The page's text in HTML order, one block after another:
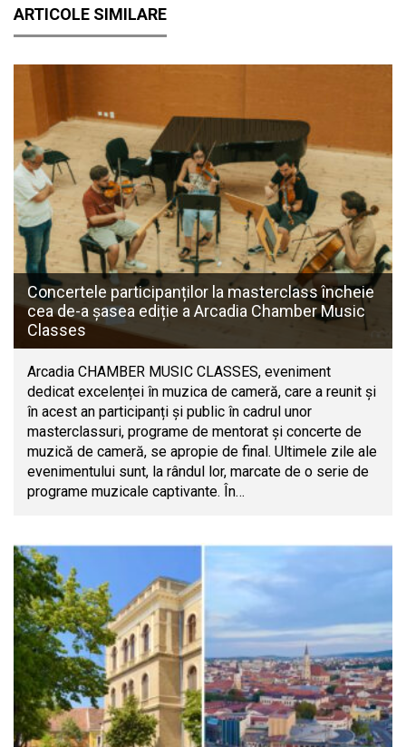
ARTICOLE SIMILARE
Concertele participanților la masterclass încheie
cea de-a șasea ediție a Arcadia Chamber Music
Classes
Arcadia CHAMBER MUSIC CLASSES, eveniment
dedicat excelenței în muzica de cameră, care a reunit și
în acest an participanți și public în cadrul unor
masterclassuri, programe de mentorat și concerte de
muzică de cameră, se apropie de final. Ultimele zile ale
evenimentului sunt, la rândul lor, marcate de o serie de
programe muzicale captivante. În…